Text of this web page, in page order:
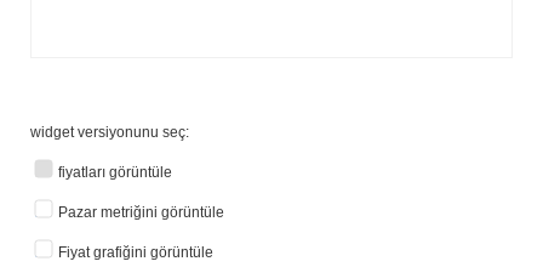
widget versiyonunu seç:
fiyatları görüntüle
Pazar metriğini görüntüle
Fiyat grafiğini görüntüle